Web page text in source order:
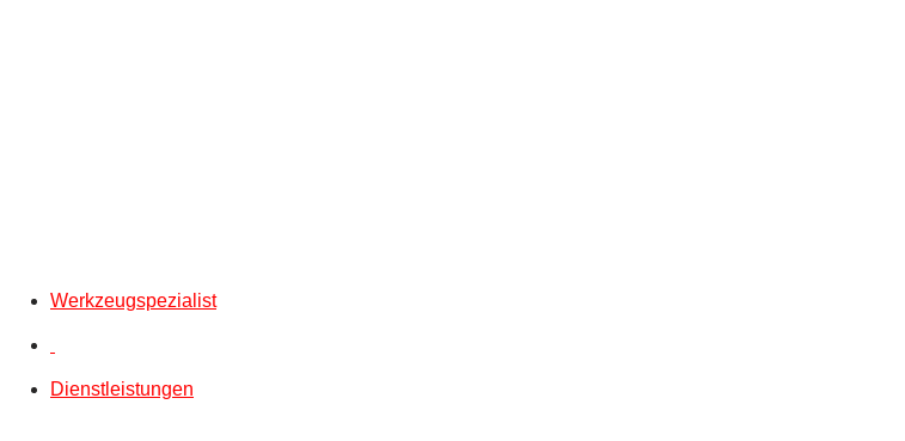
Werkzeugspezialist
Dienstleistungen